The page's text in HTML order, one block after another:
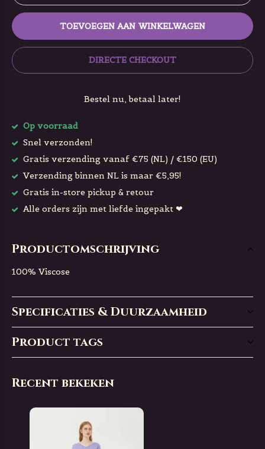
TOEVOEGEN AAN WINKELWAGEN
DIRECTE CHECKOUT
Bestel nu, betaal later!
Op voorraad
Snel verzonden!
Gratis verzending vanaf €75 (NL) / €150 (EU)
Verzending binnen NL is maar €5,95!
Gratis in-store pickup & retour
Alle orders zijn met liefde ingepakt ❤
Productomschrijving
100% Viscose
Specificaties & Duurzaamheid
Product tags
Recent bekeken